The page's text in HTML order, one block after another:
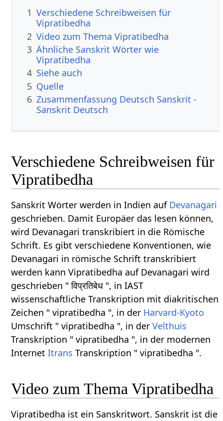
1 Verschiedene Schreibweisen für
Vipratibedha
2 Video zum Thema Vipratibedha
3 Ähnliche Sanskrit Wörter wie
Vipratibedha
4 Siehe auch
5 Quelle
6 Zusammenfassung Deutsch Sanskrit -
Sanskrit Deutsch
Verschiedene Schreibweisen für
Vipratibedha
Sanskrit Wörter werden in Indien auf Devanagari
geschrieben. Damit Europäer das lesen können,
wird Devanagari transkribiert in die Römische
Schrift. Es gibt verschiedene Konventionen, wie
Devanagari in römische Schrift transkribiert
werden kann Vipratibedha auf Devanagari wird
geschrieben " विप्रतिबेध ", in IAST
wissenschaftliche Transkription mit diakritischen
Zeichen " vipratibedha ", in der Harvard-Kyoto
Umschrift " vipratibedha ", in derVelthuis
Transkription " vipratibedha ", in der modernen
InternetItrans Transkription " vipratibedha ".
Video zum Thema Vipratibedha
Vipratibedha ist ein Sanskritwort. Sanskrit ist die